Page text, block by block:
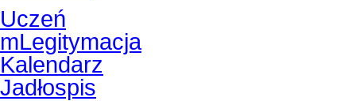
Uczeń
mLegitymacja
Kalendarz
Jadłospis